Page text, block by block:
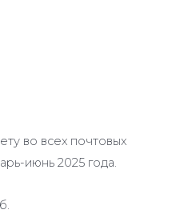
во всех почтовых
июнь 2025 года.